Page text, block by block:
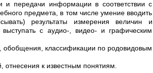
и передачи информации в соответствии с
предмета, в том числе умение вводить
результаты измерения величин и
выступать с аудио-, видео- и графическим
обобщения, классификации по родовидовым
отнесения к известным понятиям.